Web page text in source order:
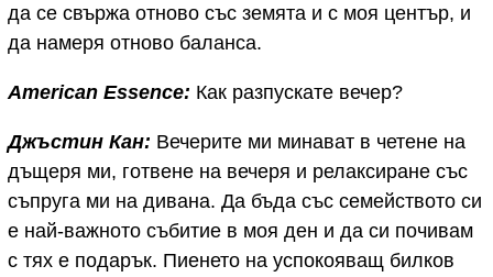
да се свържа отново със земята и с моя център, и
да намеря отново баланса.
American Essence: Как разпускате вечер?
Джъстин Кан: Вечерите ми минават в четене на
дъщеря ми, готвене на вечеря и релаксиране със
съпруга ми на дивана. Да бъда със семейството си
е най-важното събитие в моя ден и да си почивам
с тях е подарък. Пиенето на успокояващ билков